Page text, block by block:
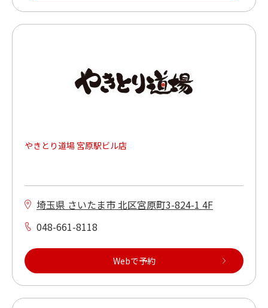
車いすでご利用ができる
やきとり道場 宮原駅ビル店
埼玉県 さいたま市 北区宮原町3-824-1 4F
048-661-8118
Webで予約